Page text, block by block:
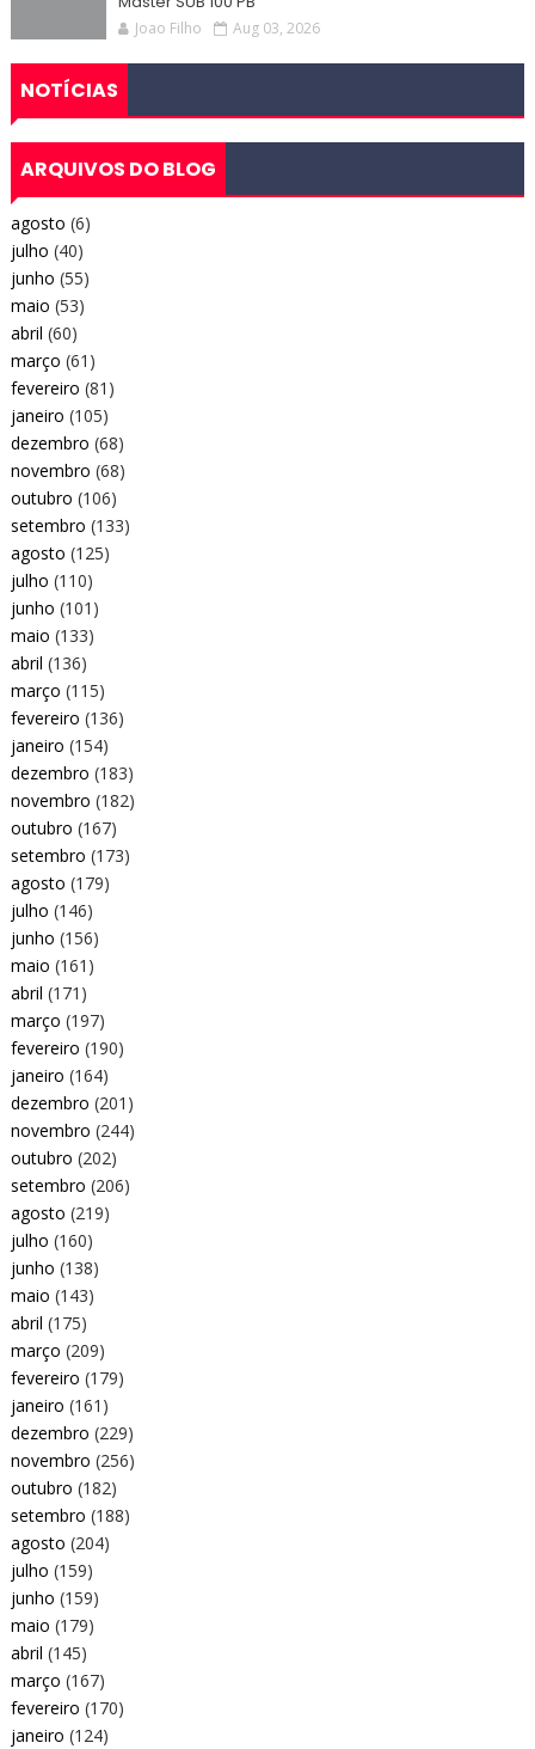
Joao Filho Aug 03, 2026
NOTÍCIAS
ARQUIVOS DO BLOG
agosto (6)
julho (40)
junho (55)
maio (53)
abril (60)
março (61)
fevereiro (81)
janeiro (105)
dezembro (68)
novembro (68)
outubro (106)
setembro (133)
agosto (125)
julho (110)
junho (101)
maio (133)
abril (136)
março (115)
fevereiro (136)
janeiro (154)
dezembro (183)
novembro (182)
outubro (167)
setembro (173)
agosto (179)
julho (146)
junho (156)
maio (161)
abril (171)
março (197)
fevereiro (190)
janeiro (164)
dezembro (201)
novembro (244)
outubro (202)
setembro (206)
agosto (219)
julho (160)
junho (138)
maio (143)
abril (175)
março (209)
fevereiro (179)
janeiro (161)
dezembro (229)
novembro (256)
outubro (182)
setembro (188)
agosto (204)
julho (159)
junho (159)
maio (179)
abril (145)
março (167)
fevereiro (170)
janeiro (124)